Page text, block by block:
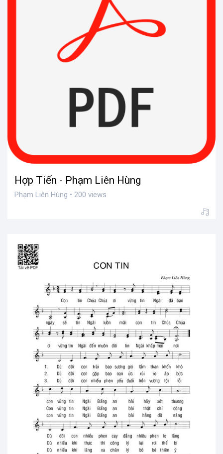
Hợp Tiến - Phạm Liên Hùng
Phạm Liên Hùng • 200 views